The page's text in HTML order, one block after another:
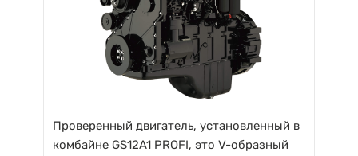
Проверенный двигатель, установленный в
комбайне GS12A1 PROFI, это V-образный